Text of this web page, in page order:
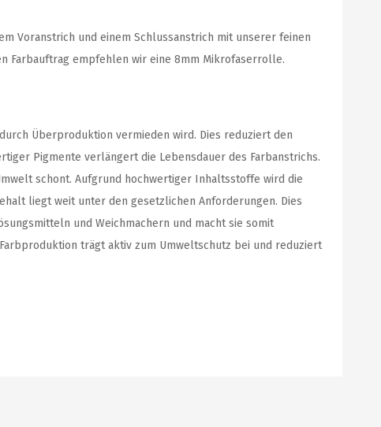
Voranstrich und einem Schlussanstrich mit unserer feinen
Farbauftrag empfehlen wir eine 8mm Mikrofaserrolle.
Überproduktion vermieden wird. Dies reduziert den
Pigmente verlängert die Lebensdauer des Farbanstrichs.
schont. Aufgrund hochwertiger Inhaltsstoffe wird die
liegt weit unter den gesetzlichen Anforderungen. Dies
und Weichmachern und macht sie somit
trägt aktiv zum Umweltschutz bei und reduziert